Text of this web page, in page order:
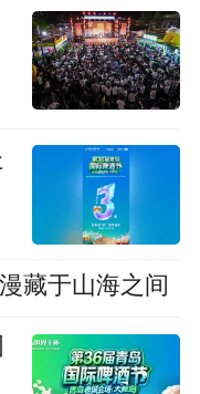
藏于山海之间